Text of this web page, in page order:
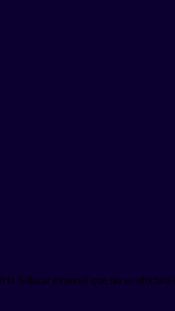
Salazar expresó que no se afectará